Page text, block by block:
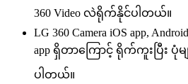
360 Video လဲရိုက်နိုင်ပါတယ်။
LG 360 Camera iOS app,
app ရှိတာကြောင့် ရိုက်ကူးပြီး
ပါတယ်။